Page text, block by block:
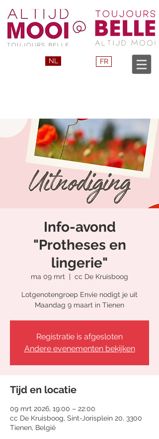
NL FR
Info-avond
"Protheses en
lingerie"
ma 09 mrt
  |
cc De Kruisboog
Lotgenotengroep Envie nodigt je uit
Maandag 9 maart in Tienen
Registratie is afgesloten
Andere evenementen bekijken
Tijd en locatie
09 mrt 2026, 19:00 – 22:00
cc De Kruisboog, Sint-Jorisplein 20, 3300
Tienen, België